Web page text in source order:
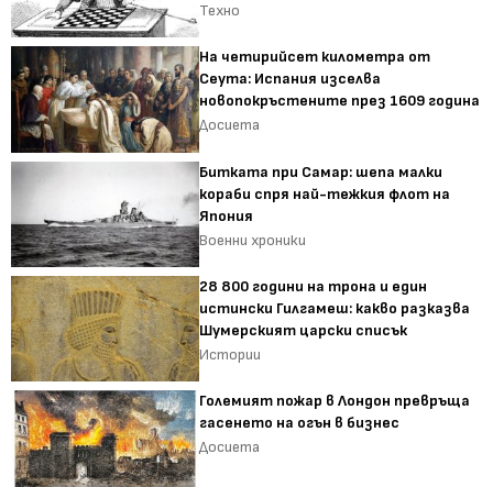
Техно
На четирийсет километра от
Сеута: Испания изселва
новопокръстените през 1609 година
Досиета
Битката при Самар: шепа малки
кораби спря най-тежкия флот на
Япония
Военни хроники
28 800 години на трона и един
истински Гилгамеш: какво разказва
Шумерският царски списък
Истории
Големият пожар в Лондон превръща
гасенето на огън в бизнес
Досиета